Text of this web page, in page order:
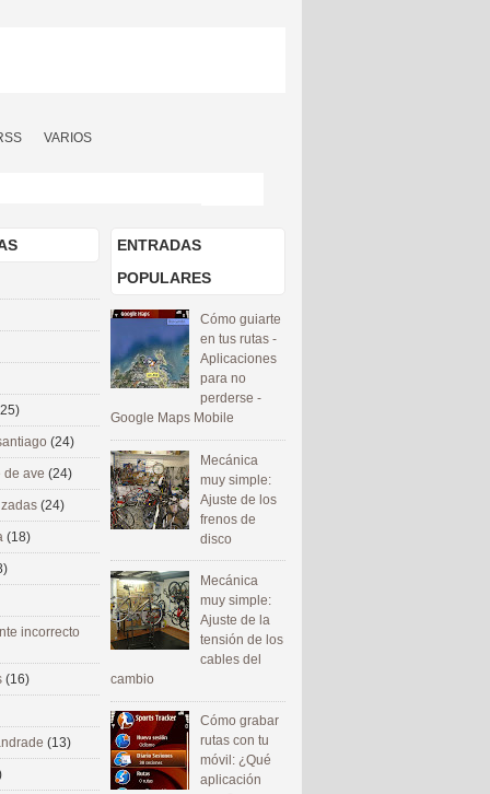
VARIOS
ENTRADAS
POPULARES
Cómo guiarte
en tus rutas -
Aplicaciones
para no
perderse -
Google Maps Mobile
Mecánica
muy simple:
Ajuste de los
frenos de
disco
Mecánica
muy simple:
Ajuste de la
tensión de los
cables del
cambio
Cómo grabar
rutas con tu
móvil: ¿Qué
aplicación
(24)
de ave (24)
(24)
(18)
incorrecto
(16)
(13)